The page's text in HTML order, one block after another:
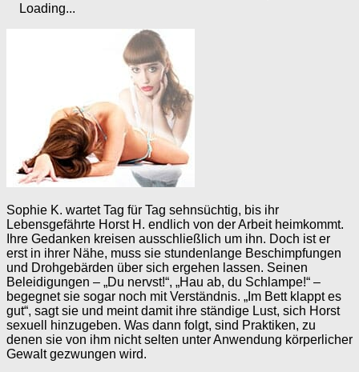
Loading...
Sophie K. wartet Tag für Tag sehnsüchtig, bis ihr
Lebensgefährte Horst H. endlich von der Arbeit heimkommt.
Ihre Gedanken kreisen ausschließlich um ihn. Doch ist er
erst in ihrer Nähe, muss sie stundenlange Beschimpfungen
und Drohgebärden über sich ergehen lassen. Seinen
Beleidigungen – „Du nervst!“, „Hau ab, du Schlampe!“ –
begegnet sie sogar noch mit Verständnis. „Im Bett klappt es
gut“, sagt sie und meint damit ihre ständige Lust, sich Horst
sexuell hinzugeben. Was dann folgt, sind Praktiken, zu
denen sie von ihm nicht selten unter Anwendung körperlicher
Gewalt gezwungen wird.